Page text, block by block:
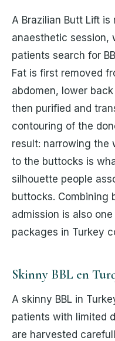
A Brazilian Butt Lift
anaesthetic session,
patients search for
Fat is first removed
abdomen, lower
then purified and
contouring of the
result: narrowing the
to the buttocks is
silhouette people
buttocks. Combining
admission is also
packages in Turkey
Skinny BBL en
A skinny BBL in
patients with limited
are harvested